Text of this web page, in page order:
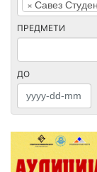
× Савез
ПРЕДМЕТИ
ДО